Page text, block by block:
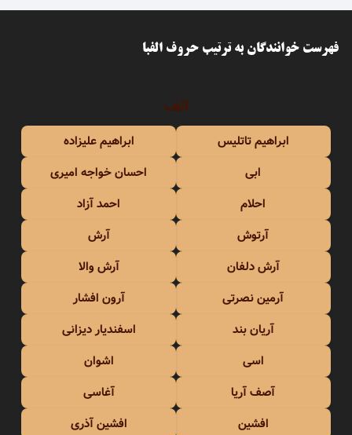
فهرست خوانندگان به ترتیب حروف الفبا
الف
ابراهیم تاتلیس
ابراهیم علیزاده
ابی
احسان خواجه امیری
احلام
احمد آزاد
آرتوش
آرش
آرش دلفان
آرش والا
آرمین نصرتی
آرون افشار
آریان بند
اسفندیار دیزانی
اسی
اشوان
آصف آریا
آغاسی
افشین
افشین آذری